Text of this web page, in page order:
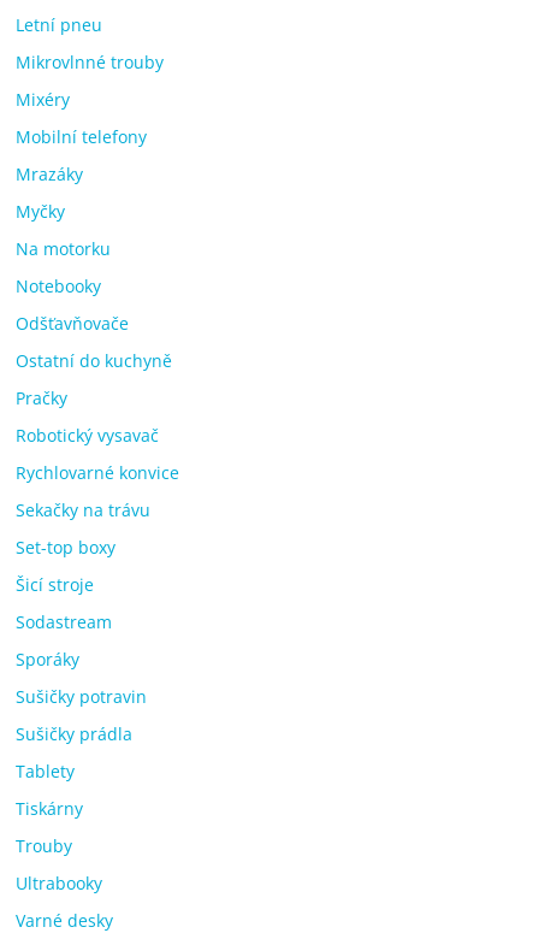
Letní pneu
Mikrovlnné trouby
Mixéry
Mobilní telefony
Mrazáky
Myčky
Na motorku
Notebooky
Odšťavňovače
Ostatní do kuchyně
Pračky
Robotický vysavač
Rychlovarné konvice
Sekačky na trávu
Set-top boxy
Šicí stroje
Sodastream
Sporáky
Sušičky potravin
Sušičky prádla
Tablety
Tiskárny
Trouby
Ultrabooky
Varné desky